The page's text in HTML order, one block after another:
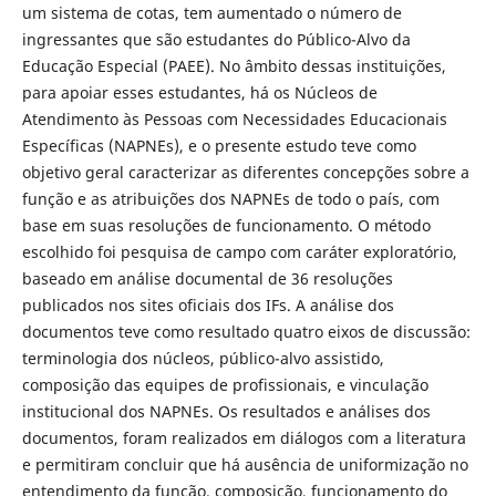
um sistema de cotas, tem aumentado o número de
ingressantes que são estudantes do Público-Alvo da
Educação Especial (PAEE). No âmbito dessas instituições,
para apoiar esses estudantes, há os Núcleos de
Atendimento às Pessoas com Necessidades Educacionais
Específicas (NAPNEs), e o presente estudo teve como
objetivo geral caracterizar as diferentes concepções sobre a
função e as atribuições dos NAPNEs de todo o país, com
base em suas resoluções de funcionamento. O método
escolhido foi pesquisa de campo com caráter exploratório,
baseado em análise documental de 36 resoluções
publicados nos sites oficiais dos IFs. A análise dos
documentos teve como resultado quatro eixos de discussão:
terminologia dos núcleos, público-alvo assistido,
composição das equipes de profissionais, e vinculação
institucional dos NAPNEs. Os resultados e análises dos
documentos, foram realizados em diálogos com a literatura
e permitiram concluir que há ausência de uniformização no
entendimento da função, composição, funcionamento do